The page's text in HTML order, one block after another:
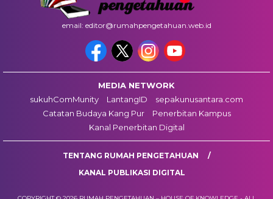
email: editor@rumahpengetahuan.web.id
MEDIA NETWORK
sukuhComMunity
LantangID
sepakunusantara.com
Catatan Budaya Kang Pur
Penerbitan Kampus
Kanal Penerbitan Digital
TENTANG RUMAH PENGETAHUAN
KANAL PUBLIKASI DIGITAL